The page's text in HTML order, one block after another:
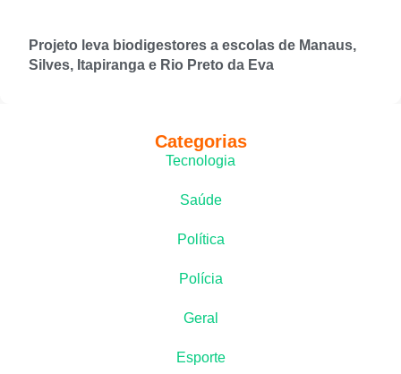
Projeto leva biodigestores a escolas de Manaus,
Silves, Itapiranga e Rio Preto da Eva
Categorias
Tecnologia
Saúde
Política
Polícia
Geral
Esporte